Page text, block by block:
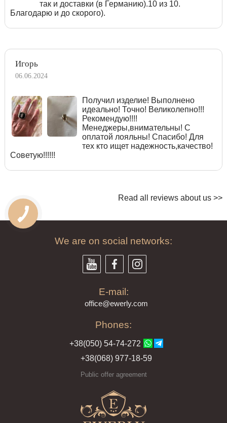
так и доставки (в Германию).10 из 10.
Благодарю и до скорого).
Игорь
06.06.2024
Получил изделие! Выполнено
идеально! Точно! Великолепно!!!
Рекомендую!!!!
Менеджеры,внимательны! С
оплатой лояльны! Спасибо! Для
тех кто ищет надежность,качество!
Советую!!!!!!
Read all reviews about us >>
We are on social networks:
E-mail:
office@ewerly.com
Phones:
+38(050) 54-74-272
+38(068) 977-18-59
Public offer agreement